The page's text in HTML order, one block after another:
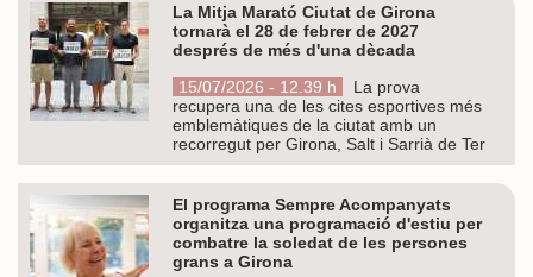
La Mitja Marató Ciutat de Girona
tornarà el 28 de febrer de 2027
després de més d'una dècada
15/07/2026 - 12.39 h
La prova
recupera una de les cites esportives més
emblemàtiques de la ciutat amb un
recorregut per Girona, Salt i Sarrià de Ter
El programa Sempre Acompanyats
organitza una programació d'estiu per
combatre la soledat de les persones
grans a Girona